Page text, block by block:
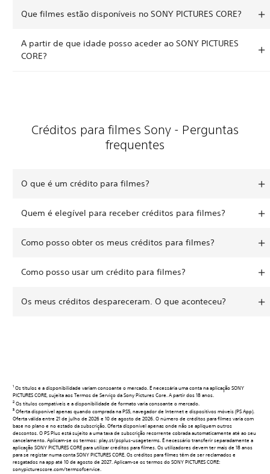
Que filmes estão disponíveis no SONY PICTURES CORE?
A partir de que idade posso aceder ao SONY PICTURES
CORE?
Créditos para filmes Sony - Perguntas
frequentes
O que é um crédito para filmes?
Quem é elegível para receber créditos para filmes?
Como posso obter os meus créditos para filmes?
Como posso usar um crédito para filmes?
Os meus créditos despareceram. O que aconteceu?
1 Os títulos e a disponibilidade variam consoante o mercado. É necessária uma conta na aplicação SONY
PICTURES CORE, sujeita aos Termos de Serviço da Sony Pictures Core. A partir dos 18 anos.
2 Os títulos compatíveis e a disponibilidade de formato varia consoante o mercado.
3 Oferta disponível apenas quando comprada na PS5, navegador de Internet e dispositivos móveis (PS App).
Oferta válida entre 21 de julho de 2026 e 10 de agosto de 2026. O número de créditos para filmes varia com
base no plano e no estado da subscrição. Oferta disponível apenas onde não se apliquem outros
descontos. O PS Plus está sujeito a uma taxa de subscrição recorrente cobrada automaticamente até ao seu
cancelamento. Aplicam-se os termos: play.st/psplus-usageterms. É necessário transferir separadamente a
aplicação SONY PICTURES CORE para utilizar créditos para filmes. Os utilizadores devem ter mais de 18 anos
para se registar numa conta SONY PICTURES CORE. Os créditos para filmes têm de ser reclamados e
resgatados na app até 10 de agosto de 2027. Aplicam-se os termos do SONY PICTURES CORE:
sonypicturescore.com/termsofservice.